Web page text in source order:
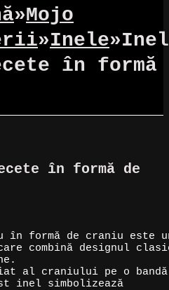
»Mojo
»Inele»Inel
în formă
în formă de
formă de craniu este
combină designul
al craniului pe o
simbolizează